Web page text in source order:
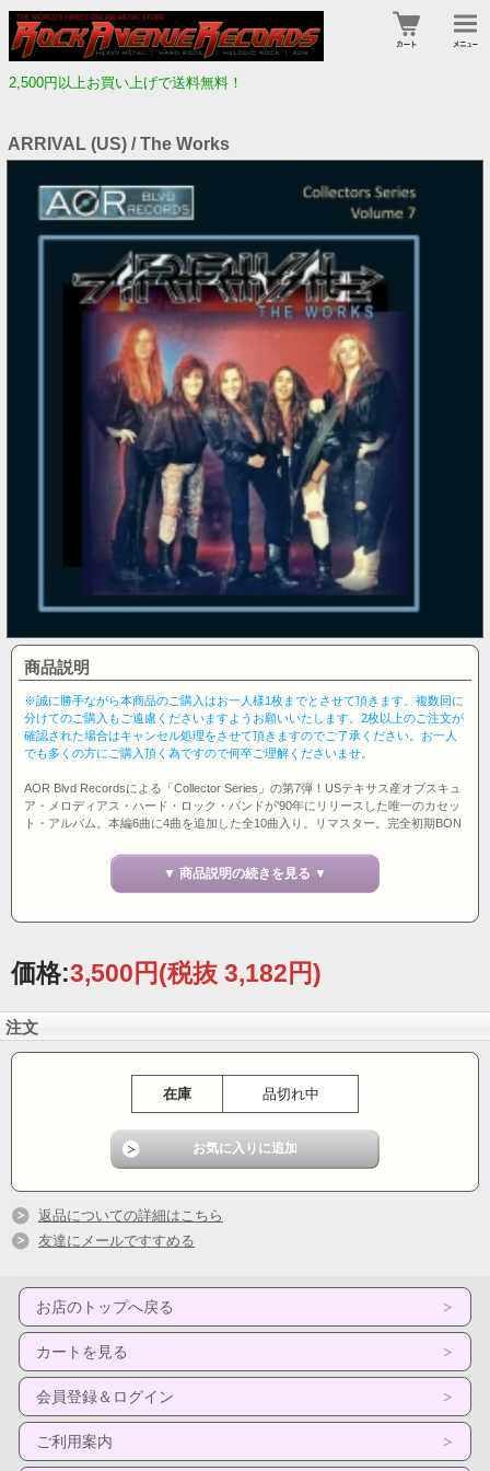
2,500円以上お買い上げで送料無料！
ARRIVAL (US) / The Works
商品説明
※誠に勝手ながら本商品のご購入はお一人様1枚までとさせて頂きます。複数回に
分けてのご購入もご遠慮くださいますようお願いいたします。2枚以上のご注文が
確認された場合はキャンセル処理をさせて頂きますのでご了承ください。お一人
でも多くの方にご購入頂く為ですので何卒ご理解くださいませ。
AOR Blvd Recordsによる「Collector Series」の第7弾！USテキサス産オブスキュ
ア・メロディアス・ハード・ロック・バンドが'90年にリリースした唯一のカセッ
ト・アルバム。本編6曲に4曲を追加した全10曲入り。リマスター。完全初期BON
ル完売！ということで今回限りの入荷です！イギリス盤。
▼ 商品説明の続きを見る ▼
価格:3,500円(税抜 3,182円)
注文
在庫 品切れ中
返品についての詳細はこちら
友達にメールですすめる
お店のトップへ戻る
カートを見る
会員登録＆ログイン
ご利用案内